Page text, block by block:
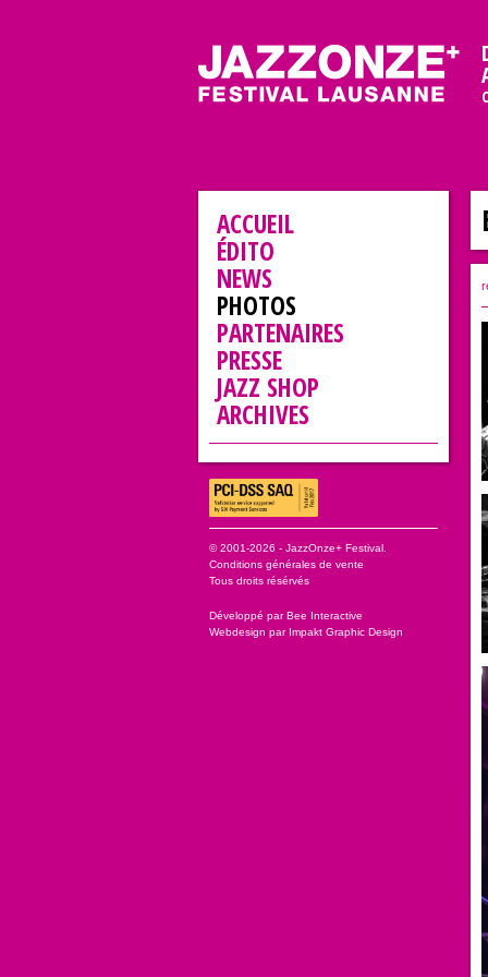
ACCUEIL
ÉDITO
NEWS
PHOTOS
PARTENAIRES
PRESSE
JAZZ SHOP
ARCHIVES
© 2001-2026 - JazzOnze+ Festival.
Conditions générales de vente
Tous droits résérvés
Développé parBee Interactive
Webdesign par Impakt Graphic Design